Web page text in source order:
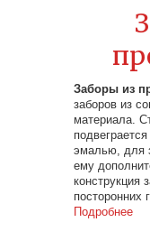
Заборы из
заборов из
материала.
эмалью, для
ему
конструкция
посторонних
Подробнее